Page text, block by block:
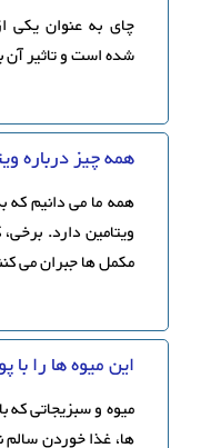
چای به عنوان یکی
شده است و تاثیر
همه چیز درباره
همه ما می دانیم که
ویتامین دارد.
مکمل ها جبران می
این میوه ها را
میوه و سبزیجاتی که
ها، غذا خوردن سالم